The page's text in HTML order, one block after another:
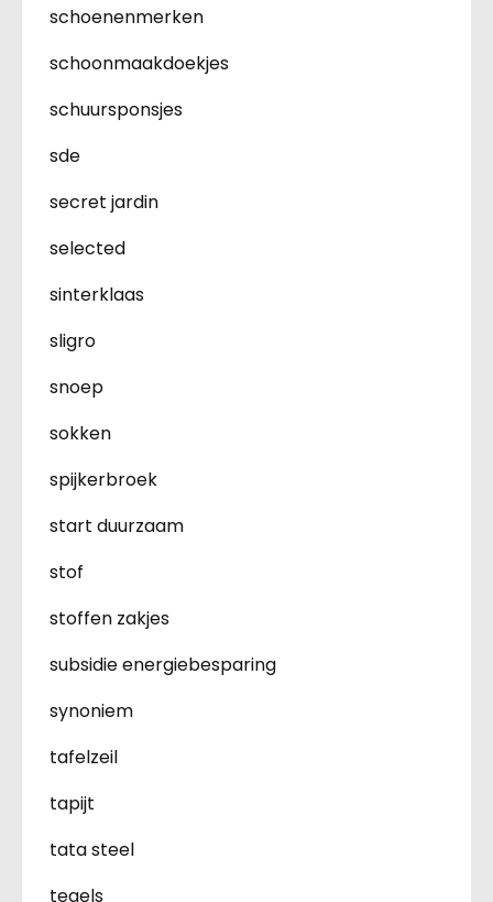
schoenenmerken
schoonmaakdoekjes
schuursponsjes
sde
secret jardin
selected
sinterklaas
sligro
snoep
sokken
spijkerbroek
start duurzaam
stof
stoffen zakjes
subsidie energiebesparing
synoniem
tafelzeil
tapijt
tata steel
tegels